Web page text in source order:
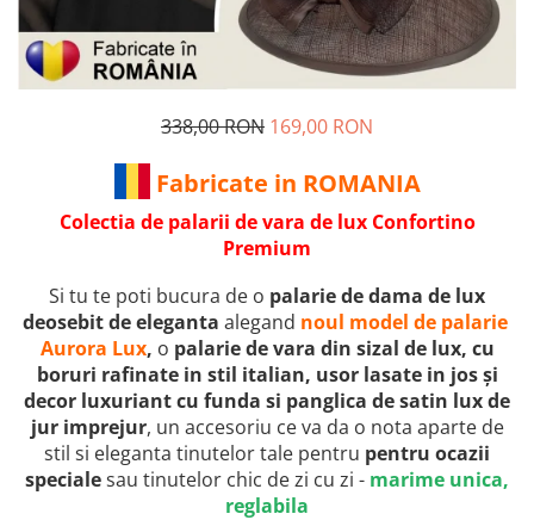
338,00 RON 169,00 RON
Fabricate in ROMANIA
Colectia de palarii de vara de lux Confortino
Premium
Si tu te poti bucura de o palarie de dama de lux
deosebit de eleganta alegand noul model de palarie
Aurora Lux, o palarie de vara din sizal de lux, cu
boruri rafinate in stil italian, usor lasate in jos și
decor luxuriant cu funda si panglica de satin lux de
jur imprejur, un accesoriu ce va da o nota aparte de
stil si eleganta tinutelor tale pentru pentru ocazii
specialesau tinutelor chic de zi cu zi - marime unica,
reglabila